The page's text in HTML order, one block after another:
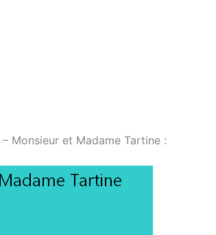
Monsieur et Madame Tartine :